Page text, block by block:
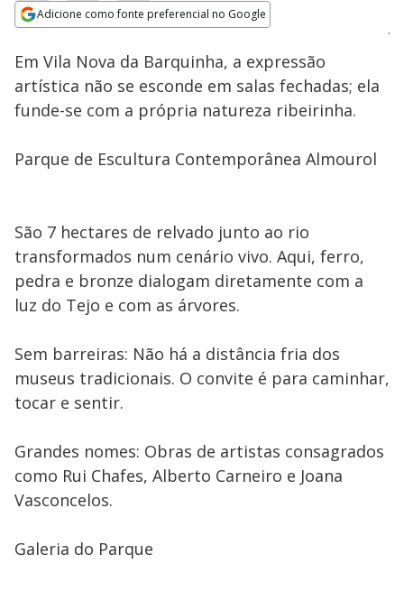
Adicione como fonte preferencial no Google
Ativar
Em Vila Nova da Barquinha, a expressão
artística não se esconde em salas fechadas; ela
funde-se com a própria natureza ribeirinha.
Parque de Escultura Contemporânea Almourol
São 7 hectares de relvado junto ao rio
transformados num cenário vivo. Aqui, ferro,
pedra e bronze dialogam diretamente com a
luz do Tejo e com as árvores.
Sem barreiras: Não há a distância fria dos
museus tradicionais. O convite é para caminhar,
tocar e sentir.
Grandes nomes: Obras de artistas consagrados
como Rui Chafes, Alberto Carneiro e Joana
Vasconcelos.
Galeria do Parque